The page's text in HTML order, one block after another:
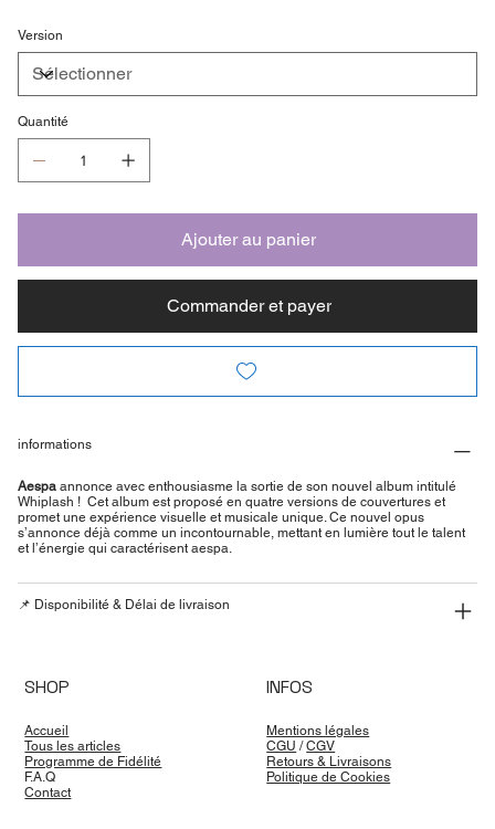
Version
Quantité
Ajouter au panier
Commander et payer
informations
Aespaannonce avec enthousiasme la sortie de son nouvel album intitulé
Whiplash ! Cet album est proposé en quatre versions de couvertures et
promet une expérience visuelle et musicale unique. Ce nouvel opus
s’annonce déjà comme un incontournable, mettant en lumière tout le talent
et l’énergie qui caractérisent aespa.
📌 Disponibilité & Délai de livraison
SHOP
Accueil
Tous les articles
Programme de Fidélité
F.A.Q
Contact
INFOS
Mentions légales
CGU /CGV
Retours & Livraisons
Politique de Cookies